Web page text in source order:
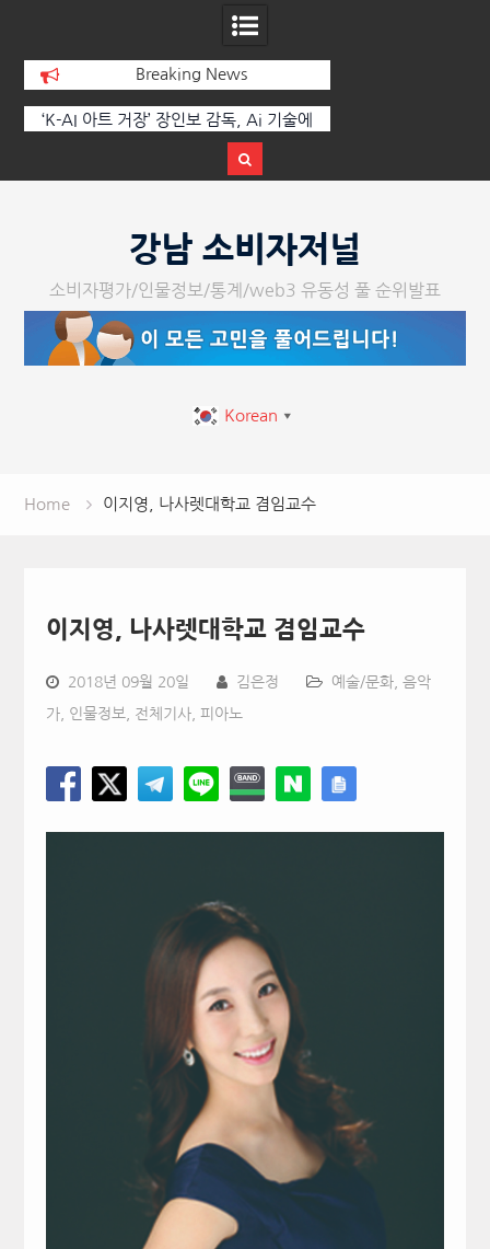
Breaking News
‘K-AI 아트 거장’ 장인보 감독, Ai 기술에
페스티벌’ 성황리에 막 내려
강남 소비자저널
소비자평가/인물정보/통계/web3 유동성 풀 순위발표
Korean ▼
Home 이지영, 나사렛대학교 겸임교수
이지영, 나사렛대학교 겸임교수
2018년 09월 20일 김은정 예술/문화, 음악
가, 인물정보, 전체기사, 피아노